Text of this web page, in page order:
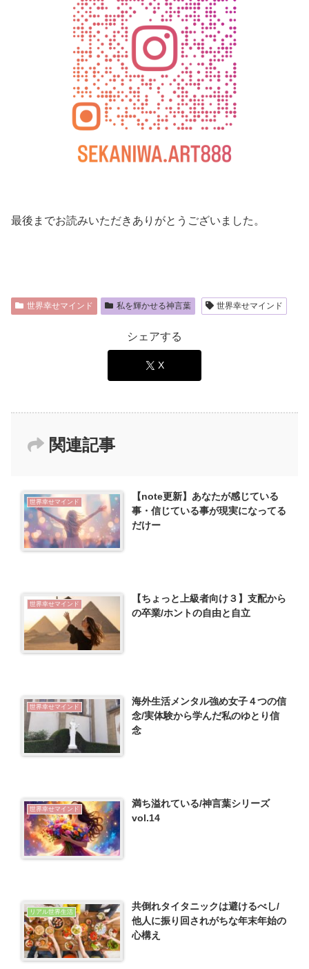
最後までお読みいただきありがとうございました。
世界幸せマインド 私を輝かせる神言葉 世界幸せマインド
シェアする
X
関連記事
世界幸せマインド
【note更新】あなたが感じている
事・信じている事が現実になってる
だけー
世界幸せマインド
【ちょっと上級者向け３】支配から
の卒業/ホントの自由と自立
世界幸せマインド
海外生活メンタル強め女子４つの信
念/実体験から学んだ私のゆとり信
念
世界幸せマインド
満ち溢れている/神言葉シリーズ
vol.14
リアル世界生活
共倒れタイタニックは避けるべし/
他人に振り回されがちな年末年始の
心構え